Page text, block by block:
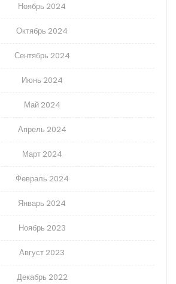
Ноябрь 2024
Октябрь 2024
Сентябрь 2024
Июнь 2024
Май 2024
Апрель 2024
Март 2024
Февраль 2024
Январь 2024
Ноябрь 2023
Август 2023
Декабрь 2022